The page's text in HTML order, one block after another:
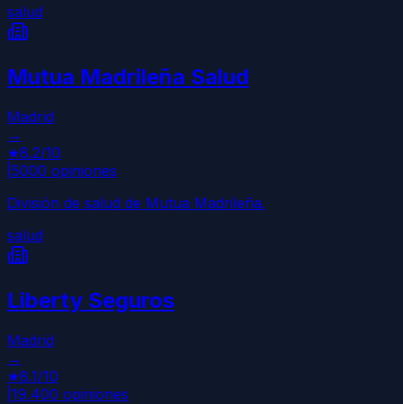
salud
Mutua Madrileña Salud
Madrid
→
★8.2/10
5000 opiniones
División de salud de Mutua Madrileña.
salud
Liberty Seguros
Madrid
→
★8.1/10
19.400 opiniones